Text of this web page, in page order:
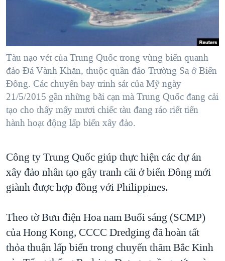
NGƯỜI VIỆT HẢI NGOẠI
KINH TẾ
KHOA HỌC
SỨC KHOẺ
VĂN HOÁ
THỂ THAO
HÀNH TRÌNH BẦU CỬ 2024
GIẢI MÃ VÀNH ĐAI & CON ĐƯỜNG
NGÀY TỊ NẠN THẾ GIỚI
TRỊNH VĨNH BÌNH - NGƯỜI HẠ 'BÊN THẮNG CUỘC'
GROUND ZERO – XƯA VÀ NAY
CHI PHÍ CHIẾN TRANH AFGHANISTAN
THƯỢNG ĐỈNH TRUMP-KIM TẠI VIỆT NAM
TRỊNH VĨNH BÌNH VS. CHÍNH PHỦ VIỆT NAM
BÊN KIA QUỐC LỘ: TIẾNG VỌNG TỪ NÔNG THÔN MỸ
QUAN HỆ VIỆT MỸ
MẠNG XÃ HỘI
Ngôn ngữ khác
Tàu nạo vét của Trung Quốc trong vùng biển quanh
đảo Đá Vành Khăn, thuộc quần đảo Trường Sa ở Biển
Đông. Các chuyến bay trinh sát của Mỹ ngày
21/5/2015 gần những bãi cạn mà Trung Quốc đang cải
tạo cho thấy mấy mươi chiếc tàu đang ráo riết tiến
hành hoạt động lấp biển xây đảo.
Công ty Trung Quốc giúp thực hiện các dự án
xây đảo nhân tạo gây tranh cãi ở biển Đông mới
giành được hợp đồng với Philippines.
Theo tờ Bưu điện Hoa nam Buổi sáng (SCMP)
của Hong Kong, CCCC Dredging đã hoàn tất
thỏa thuận lấp biển trong chuyến thăm Bắc Kinh